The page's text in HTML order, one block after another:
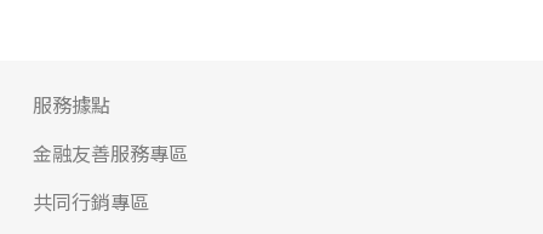
服務據點
金融友善服務專區
共同行銷專區